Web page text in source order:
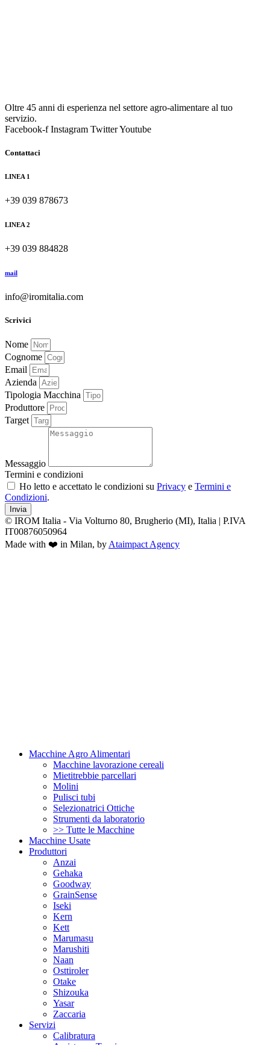
Oltre 45 anni di esperienza nel settore agro-alimentare al tuo
servizio.
Facebook-f Instagram TwitterYoutube
Contattaci
LINEA 1
+39 039 878673
LINEA 2
+39 039 884828
mail
info@iromitalia.com
Scrivici
Nome
Cognome
Email
Azienda
Tipologia Macchina
Produttore
Target
Messaggio
Termini e condizioni
Ho letto e accettato le condizioni su Privacy e Termini e
Condizioni.
Invia
© IROM Italia - Via Volturno 80, Brugherio (MI), Italia | P.IVA
IT00876050964
Made with ❤️ in Milan, by Ataimpact Agency
Macchine Agro Alimentari
Macchine lavorazione cereali
Mietitrebbie parcellari
Molini
Pulisci tubi
Selezionatrici Ottiche
Strumenti da laboratorio
>> Tutte le Macchine
Macchine Usate
Produttori
Anzai
Gehaka
Goodway
GrainSense
Iseki
Kern
Kett
Marumasu
Marushiti
Naan
Osttiroler
Otake
Shizouka
Yasar
Zaccaria
Servizi
Calibratura